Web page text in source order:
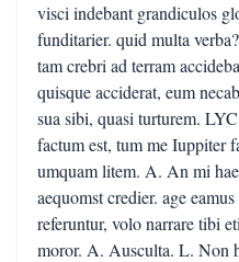
visci indebant grandiculos
funditarier. quid multa
tam crebri ad terram
quisque acciderat, eum
sua sibi, quasi turturem.
factum est, tum me Iuppiter
umquam litem. A. An mi
aequomst credier. age
referuntur, volo narrare tibi
moror. A. Ausculta. L. Non